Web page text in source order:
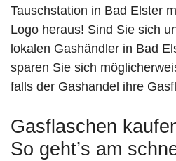
Tauschstation in Bad Elster
Logo heraus! Sind Sie sich
lokalen Gashändler in Bad
sparen Sie sich
falls der Gashandel ihre
Gasflaschen
So geht’s am